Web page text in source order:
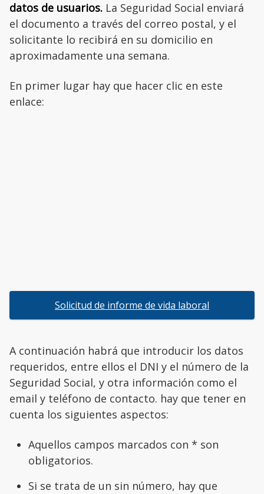
datos de usuarios. La Seguridad Social enviará
el documento a través del correo postal, y el
solicitante lo recibirá en su domicilio en
aproximadamente una semana.
En primer lugar hay que hacer clic en este
enlace:
Solicitud de informe de vida laboral
A continuación habrá que introducir los datos
requeridos, entre ellos el DNI y el número de la
Seguridad Social, y otra información como el
email y teléfono de contacto. hay que tener en
cuenta los siguientes aspectos:
Aquellos campos marcados con * son
obligatorios.
Si se trata de un sin número, hay que